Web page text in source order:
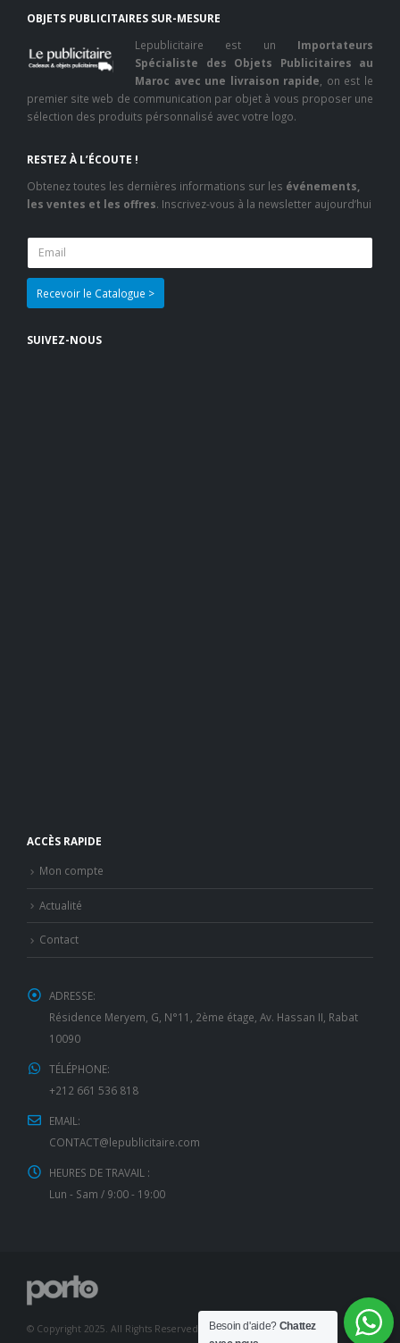
OBJETS PUBLICITAIRES SUR-MESURE
Lepublicitaire est un Importateurs
Spécialiste des Objets Publicitaires au
Maroc avec une livraison rapide , on est le
premier site web de communication par objet à vous proposer une
sélection des produits pérsonnalisé avec votre logo.
RESTEZ À L’ÉCOUTE !
Obtenez toutes les dernières informations sur les événements,
les ventes et les offres. Inscrivez-vous à la newsletter aujourd’hui
SUIVEZ-NOUS
ACCÈS RAPIDE
Mon compte
Actualité
Contact
ADRESSE:
Résidence Meryem, G, N°11, 2ème étage, Av. Hassan II, Rabat
10090
TÉLÉPHONE:
+212 661 536 818
EMAIL:
CONTACT@lepublicitaire.com
HEURES DE TRAVAIL :
Lun - Sam / 9:00 - 19:00
© Copyright 2025. All Rights Reserved. Besoin d'aide? Chattez